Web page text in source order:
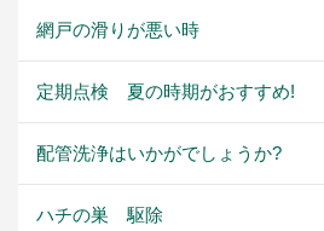
網戸の滑りが悪い時
定期点検 夏の時期がおすすめ!
配管洗浄はいかがでしょうか?
ハチの巣 駆除